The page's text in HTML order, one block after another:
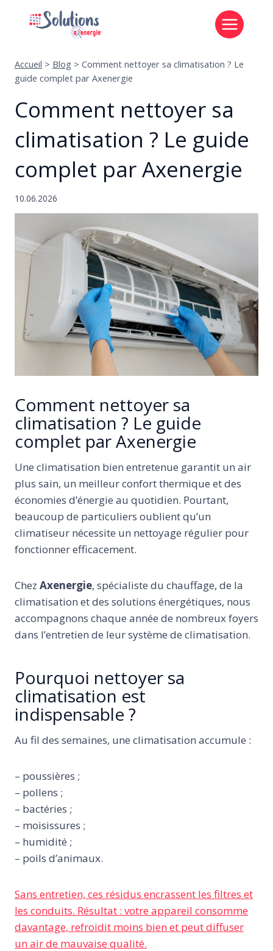
Accueil > Blog > Comment nettoyer sa climatisation ? Le
guide complet par Axenergie
Comment nettoyer sa
climatisation ? Le guide
complet par Axenergie
10.06.2026
Comment nettoyer sa
climatisation ? Le guide
complet par Axenergie
Une climatisation bien entretenue garantit un air
plus sain, un meilleur confort thermique et des
économies d’énergie au quotidien. Pourtant,
beaucoup de particuliers oublient qu’un
climatiseur nécessite un nettoyage régulier pour
fonctionner efficacement.
Chez Axenergie, spécialiste du chauffage, de la
climatisation et des solutions énergétiques, nous
accompagnons chaque année de nombreux foyers
dans l’entretien de leur système de climatisation.
Pourquoi nettoyer sa
climatisation est
indispensable ?
Au fil des semaines, une climatisation accumule :
– poussières ;
– pollens ;
– bactéries ;
– moisissures ;
– humidité ;
– poils d’animaux.
Sans entretien, ces résidus encrassent les filtres et
les conduits. Résultat : votre appareil consomme
davantage, refroidit moins bien et peut diffuser
un air de mauvaise qualité.